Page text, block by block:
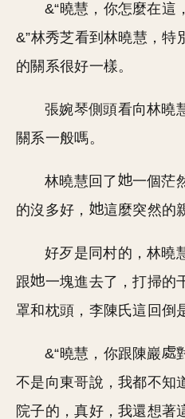
&“曉慧，你怎麼在這
&”林秀芝看到林曉慧，特
的關系很好一樣。
張婉琴側頭看向林曉
關系一般嗎。
林曉慧回了
一個茫
的沒多好，
這麼突然的
好歹是同村的，林曉
跟
一塊進去了，打掃的
罩和枕頭，李陳氏這回倒
&“曉慧，你跟陳巖
不是向東哥說，我都不知
院子的，真好，我還想著